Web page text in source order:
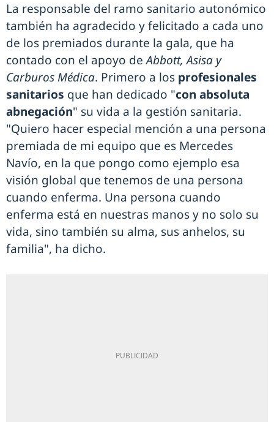
La responsable del ramo sanitario autonómico
también ha agradecido y felicitado a cada uno
de los premiados durante la gala, que ha
contado con el apoyo deAbbott, Asisa y
Carburos Médica. Primero a los profesionales
sanitarios que han dedicado "con absoluta
abnegación" su vida a la gestión sanitaria.
"Quiero hacer especial mención a una persona
premiada de mi equipo que es Mercedes
Navío, en la que pongo como ejemplo esa
visión global que tenemos de una persona
cuando enferma. Una persona cuando
enferma está en nuestras manos y no solo su
vida, sino también su alma, sus anhelos, su
familia", ha dicho.